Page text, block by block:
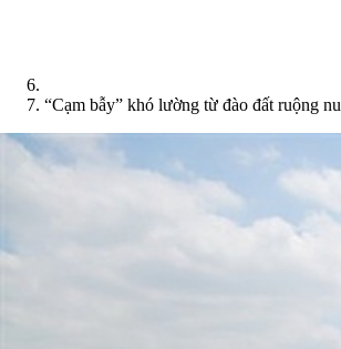
“Cạm bẫy” khó lường từ đào đất ruộng